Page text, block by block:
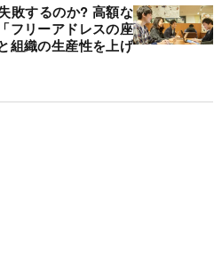
敗するのか? 高額な
フリーアドレスの座
組織の生産性を上げ